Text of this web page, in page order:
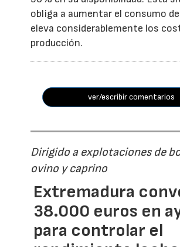
obliga a aumentar el consumo
eleva considerablemente los
producción.
ver/escribir comentarios
Dirigido a explotaciones de
ovino y caprino
Extremadura
38.000 euros en
para controlar el